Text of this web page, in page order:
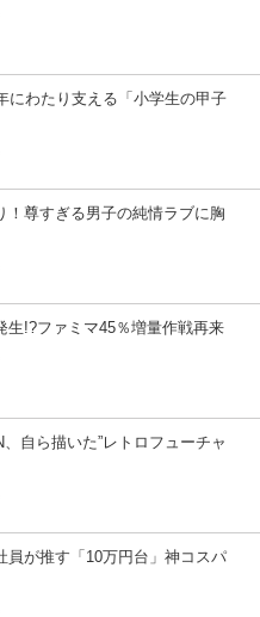
にわたり支える「小学生の甲子
！尊すぎる男子の純情ラブに胸
生!?ファミマ45％増量作戦再来
自ら描いた”レトロフューチャ
員が推す「10万円台」神コスパ